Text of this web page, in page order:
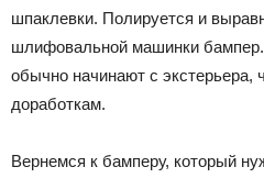
шпаклевки. Полируется и
шлифовальной машинки бампер.
обычно начинают с экстерьера,
доработкам.
Вернемся к бамперу, который